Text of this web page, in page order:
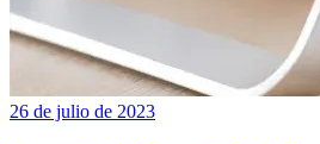
26 de julio de 2023